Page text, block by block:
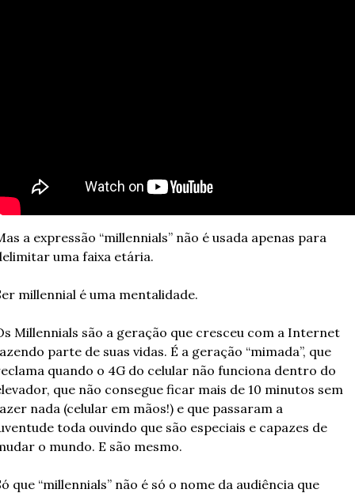
a expressão “millennials” não é usada apenas para
uma faixa etária.
millennial é uma mentalidade.
Millennials são a geração que cresceu com a Internet
parte de suas vidas. É a geração “mimada”, que
quando o 4G do celular não funciona dentro do
que não consegue ficar mais de 10 minutos sem
nada (celular em mãos!) e que passaram a
toda ouvindo que são especiais e capazes de
o mundo. E são mesmo.
que “millennials” não é só o nome da audiência que